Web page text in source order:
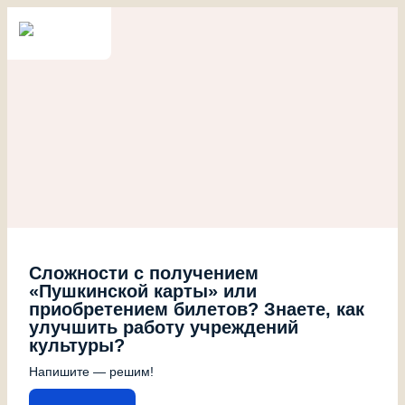
Сложности с получением
«Пушкинской карты» или
приобретением билетов? Знаете, как
улучшить работу учреждений
культуры?
Напишите — решим!